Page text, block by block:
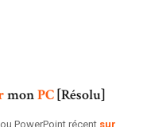
monPC[Résolu]
PowerPoint récent sur